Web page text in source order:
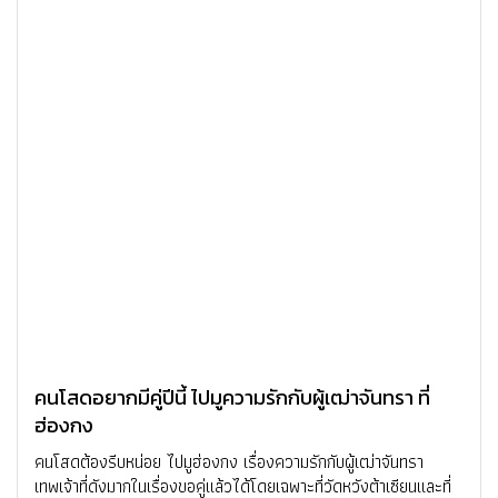
คนโสดอยากมีคู่ปีนี้ ไปมูความรักกับผู้เฒ่าจันทรา ที่
ฮ่องกง
คนโสดต้องรีบหน่อย ไปมูฮ่องกง เรื่องความรักกับผู้เฒ่าจันทรา
เทพเจ้าที่ดังมากในเรื่องขอคู่แล้วได้โดยเฉพาะที่วัดหวังต้าเซียนและที่